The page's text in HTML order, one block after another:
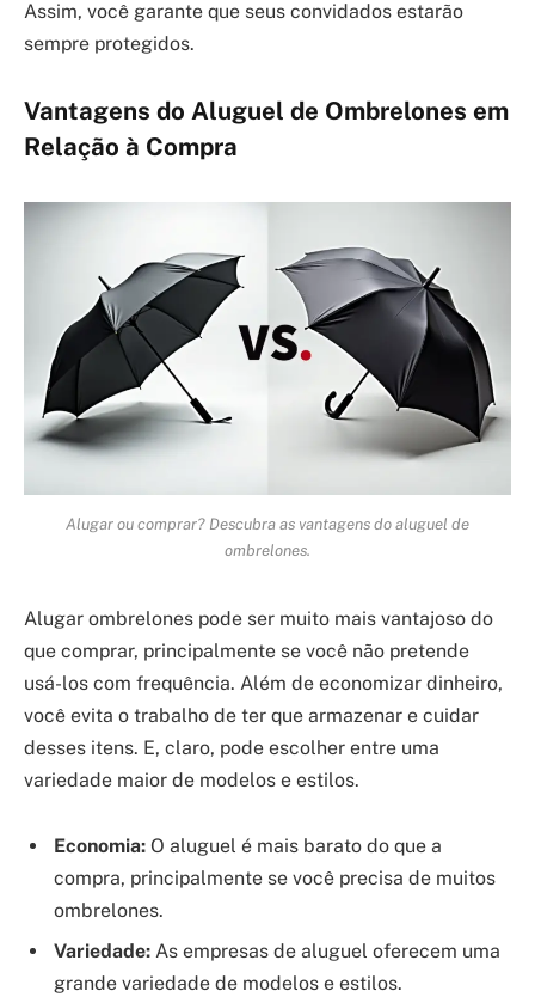
Assim, você garante que seus convidados estarão
sempre protegidos.
Vantagens do Aluguel de Ombrelones em
Relação à Compra
Alugar ou comprar? Descubra as vantagens do aluguel de
ombrelones.
Alugar ombrelones pode ser muito mais vantajoso do
que comprar, principalmente se você não pretende
usá-los com frequência. Além de economizar dinheiro,
você evita o trabalho de ter que armazenar e cuidar
desses itens. E, claro, pode escolher entre uma
variedade maior de modelos e estilos.
Economia: O aluguel é mais barato do que a
compra, principalmente se você precisa de muitos
ombrelones.
Variedade: As empresas de aluguel oferecem uma
grande variedade de modelos e estilos.